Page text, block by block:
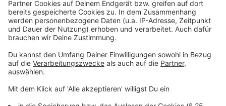
Die Idee eines Badeschiffs im Rhein ist nicht neu. Seit
Jahren wird sie immer wieder aufgebracht. Konkreter
wurden die Pläne bisher aber nicht.
Anzeige